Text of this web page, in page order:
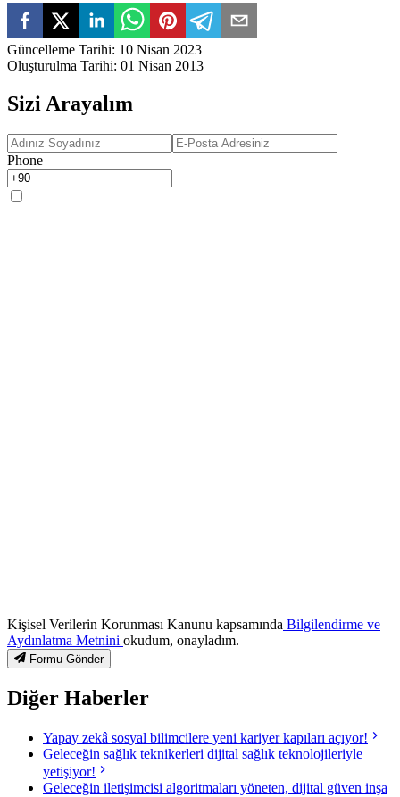
Güncelleme Tarihi: 10 Nisan 2023
Oluşturulma Tarihi: 01 Nisan 2013
Sizi Arayalım
Phone
Kişisel Verilerin Korunması Kanunu kapsamında Bilgilendirme ve
Aydınlatma Metnini okudum, onayladım.
Formu Gönder
Diğer Haberler
Yapay zekâ sosyal bilimcilere yeni kariyer kapıları açıyor!
Geleceğin sağlık teknikerleri dijital sağlık teknolojileriyle
yetişiyor!
Geleceğin iletişimcisi algoritmaları yöneten, dijital güven inşa